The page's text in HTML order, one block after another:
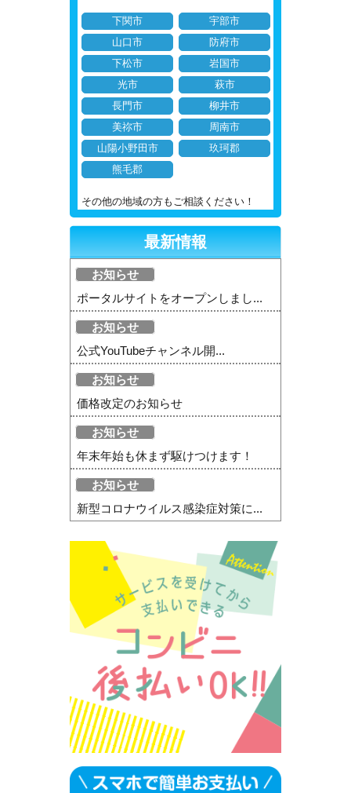
下関市
宇部市
山口市
防府市
下松市
岩国市
光市
萩市
長門市
柳井市
美祢市
周南市
山陽小野田市
玖珂郡
熊毛郡
その他の地域の方もご相談ください！
最新情報
お知らせ
ポータルサイトをオープンしまし...
お知らせ
公式YouTubeチャンネル開...
お知らせ
価格改定のお知らせ
お知らせ
年末年始も休まず駆けつけます！
お知らせ
新型コロナウイルス感染症対策に...